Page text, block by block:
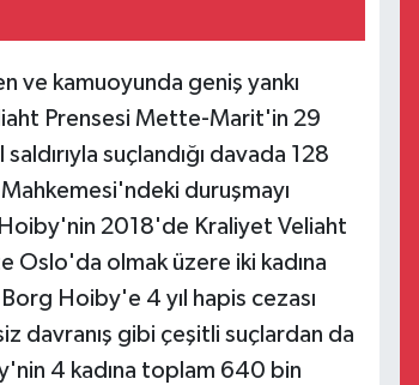
ve kamuoyunda geniş yankı
Prensesi Mette-Marit'in 29
suçlandığı davada 128
duruşmayı
2018'de Kraliyet Veliaht
Oslo'da olmak üzere iki kadına
Hoiby'e 4 yıl hapis cezası
davranış gibi çeşitli suçlardan da
4 kadına toplam 640 bin